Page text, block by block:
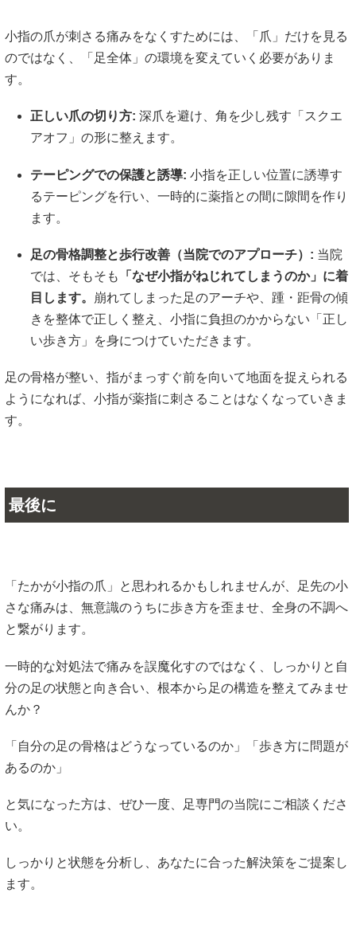
小指の爪が刺さる痛みをなくすためには、「爪」だけを見る
のではなく、「足全体」の環境を変えていく必要がありま
す。
正しい爪の切り方: 深爪を避け、角を少し残す「スクエ
アオフ」の形に整えます。
テーピングでの保護と誘導: 小指を正しい位置に誘導す
るテーピングを行い、一時的に薬指との間に隙間を作り
ます。
足の骨格調整と歩行改善（当院でのアプローチ）: 当院
では、そもそも
「なぜ小指がねじれてしまうのか」に着
目します。
崩れてしまった足のアーチや、踵・距骨の傾
きを整体で正しく整え、小指に負担のかからない「正し
い歩き方」を身につけていただきます。
足の骨格が整い、指がまっすぐ前を向いて地面を捉えられる
ようになれば、小指が薬指に刺さることはなくなっていきま
す。
最後に
「たかが小指の爪」と思われるかもしれませんが、足先の小
さな痛みは、無意識のうちに歩き方を歪ませ、全身の不調へ
と繋がります。
一時的な対処法で痛みを誤魔化すのではなく、しっかりと自
分の足の状態と向き合い、根本から足の構造を整えてみませ
んか？
「自分の足の骨格はどうなっているのか」「歩き方に問題が
あるのか」
と気になった方は、ぜひ一度、足専門の当院にご相談くださ
い。
しっかりと状態を分析し、あなたに合った解決策をご提案し
ます。